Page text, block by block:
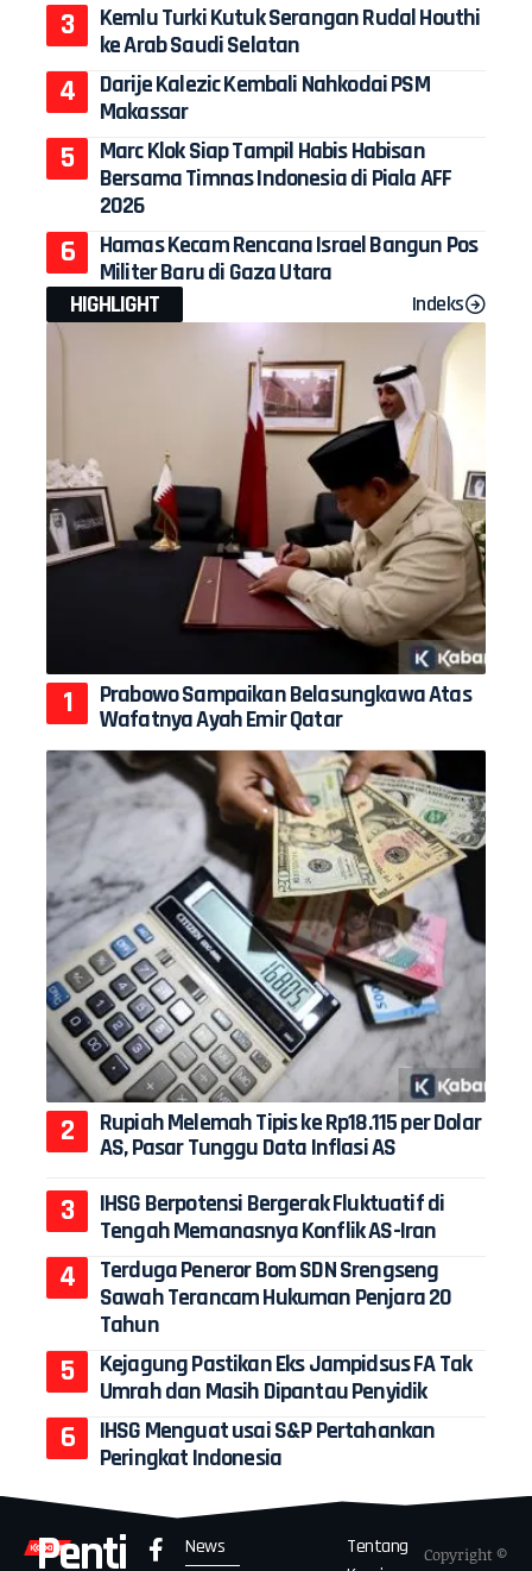
Kemlu Turki Kutuk Serangan Rudal Houthi
ke Arab Saudi Selatan
Darije Kalezic Kembali Nahkodai PSM
Makassar
Marc Klok Siap Tampil Habis Habisan
Bersama Timnas Indonesia di Piala AFF
2026
Hamas Kecam Rencana Israel Bangun Pos
Militer Baru di Gaza Utara
HIGHLIGHT
Indeks
Prabowo Sampaikan Belasungkawa Atas
Wafatnya Ayah Emir Qatar
Rupiah Melemah Tipis ke Rp18.115 per Dolar
AS, Pasar Tunggu Data Inflasi AS
IHSG Berpotensi Bergerak Fluktuatif di
Tengah Memanasnya Konflik AS-Iran
Terduga Peneror Bom SDN Srengseng
Sawah Terancam Hukuman Penjara 20
Tahun
Kejagung Pastikan Eks Jampidsus FA Tak
Umrah dan Masih Dipantau Penyidik
IHSG Menguat usai S&P Pertahankan
Peringkat Indonesia
Penti
News
Tentang
Copyright ©